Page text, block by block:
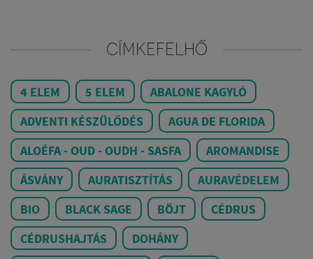
CÍMKEFELHŐ
4 ELEM 5 ELEM
ABALONE KAGYLÓ
ADVENTI KÉSZÜLŐDÉS
AGUA DE FLORIDA
ALOÉFA - OUD - OUDH - SASFA
AROMANDISE
ÁSVÁNY
AURATISZTÍTÁS
AURAVÉDELEM
BIO
BLACK SAGE BÖJT
CÉDRUS
CÉDRUSHAJTÁS
DOHÁNY